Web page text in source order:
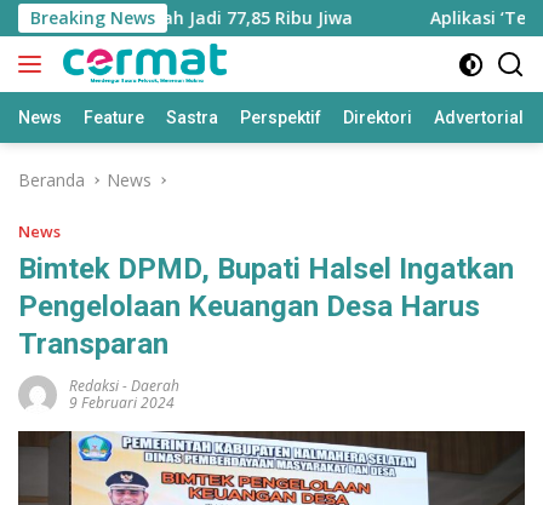
Langsung
ke
konten
Breaking News
Bertambah Jadi 77,85 Ribu Jiwa Aplikasi ‘Teras
News Feature Sastra Perspektif Direktori Advertorial
Beranda News
News
Bimtek DPMD, Bupati Halsel Ingatkan
Pengelolaan Keuangan Desa Harus
Transparan
Redaksi-Daerah
9 Februari 2024